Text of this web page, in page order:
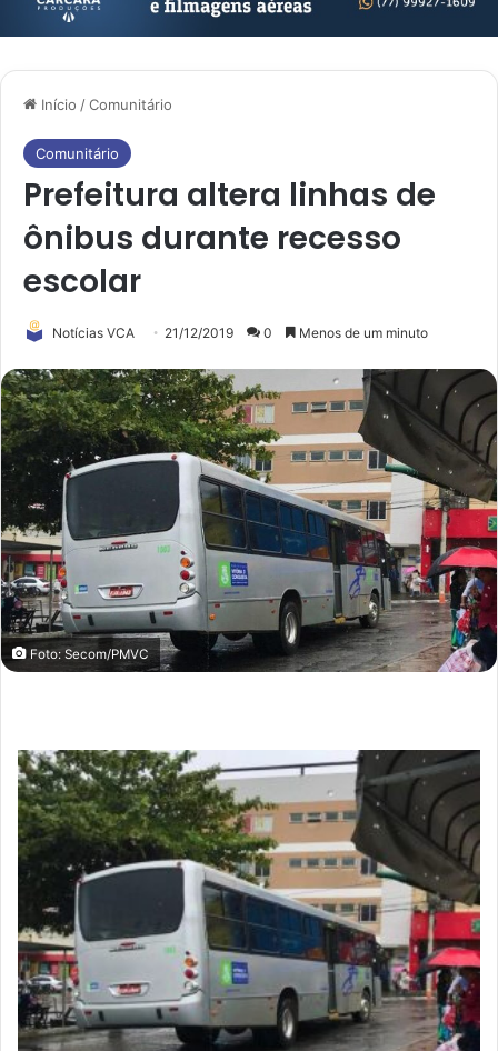
Início /Comunitário
Comunitário
Prefeitura altera linhas de
ônibus durante recesso
escolar
Notícias VCA 21/12/2019 0 Menos de um minuto
Foto: Secom/PMVC